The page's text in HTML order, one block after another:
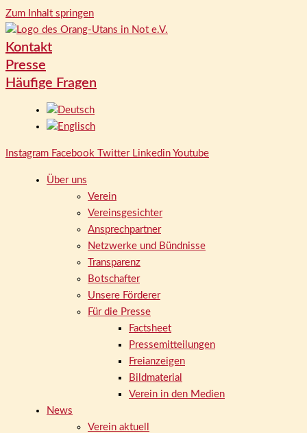
Zum Inhalt springen
Kontakt
Presse
Häufige Fragen
Instagram Facebook Twitter Linkedin Youtube
Über uns
Verein
Vereinsgesichter
Ansprechpartner
Netzwerke und Bündnisse
Transparenz
Botschafter
Unsere Förderer
Für die Presse
Factsheet
Pressemitteilungen
Freianzeigen
Bildmaterial
Verein in den Medien
News
Verein aktuell